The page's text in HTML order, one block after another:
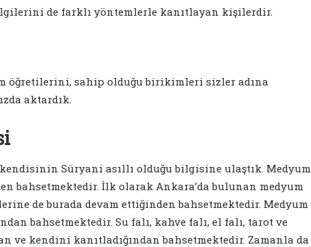
de farklı yöntemlerle kanıtlayan kişilerdir.
öğretilerini, sahip olduğu birikimleri sizler adına
aktardık.
Süryani asıllı olduğu bilgisine ulaştık. Medyum
bahsetmektedir. İlk olarak Ankara’da bulunan medyum
de burada devam ettiğinden bahsetmektedir. Medyum
bahsetmektedir. Su falı, kahve falı, el falı, tarot ve
ve kendini kanıtladığından bahsetmektedir. Zamanla da